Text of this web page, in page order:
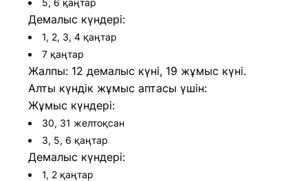
5, 6 қаңтар
Демалыс күндері:
1, 2, 3, 4 қаңтар
7 қаңтар
Жалпы: 12 демалыс күні, 19 жұмыс күні.
Алты күндік жұмыс аптасы үшін:
Жұмыс күндері:
30, 31 желтоқсан
3, 5, 6 қаңтар
Демалыс күндері:
1, 2 қаңтар